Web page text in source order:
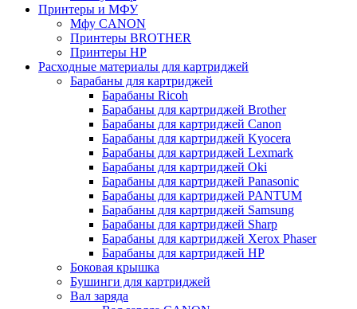
Принтеры и МФУ
Мфу CANON
Принтеры BROTHER
Принтеры HP
Расходные материалы для картриджей
Барабаны для картриджей
Барабаны Ricoh
Барабаны для картриджей Brother
Барабаны для картриджей Canon
Барабаны для картриджей Kyocera
Барабаны для картриджей Lexmark
Барабаны для картриджей Oki
Барабаны для картриджей Panasonic
Барабаны для картриджей PANTUM
Барабаны для картриджей Samsung
Барабаны для картриджей Sharp
Барабаны для картриджей Xerox Phaser
Барабаны для картриджей НР
Боковая крышка
Бушинги для картриджей
Вал заряда